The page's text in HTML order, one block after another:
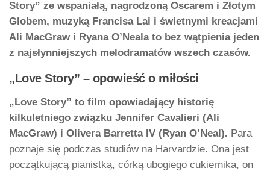
Story” ze wspaniałą, nagrodzoną Oscarem i Złotym
Globem, muzyką Francisa Lai i świetnymi kreacjami
Ali MacGraw i Ryana O’Neala to bez wątpienia jeden
z najsłynniejszych melodramatów wszech czasów.
„Love Story” – opowieść o miłości
„Love Story” to film opowiadający historię
kilkuletniego związku Jennifer Cavalieri (Ali
MacGraw) i Olivera Barretta IV (Ryan O’Neal). Para
poznaje się podczas studiów na Harvardzie. Ona jest
początkującą pianistką, córką ubogiego cukiernika, on